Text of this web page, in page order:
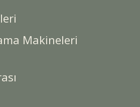
Makineleri